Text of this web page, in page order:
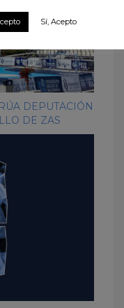
DEPUTACIÓN
DE ZAS
Sí, Acepto